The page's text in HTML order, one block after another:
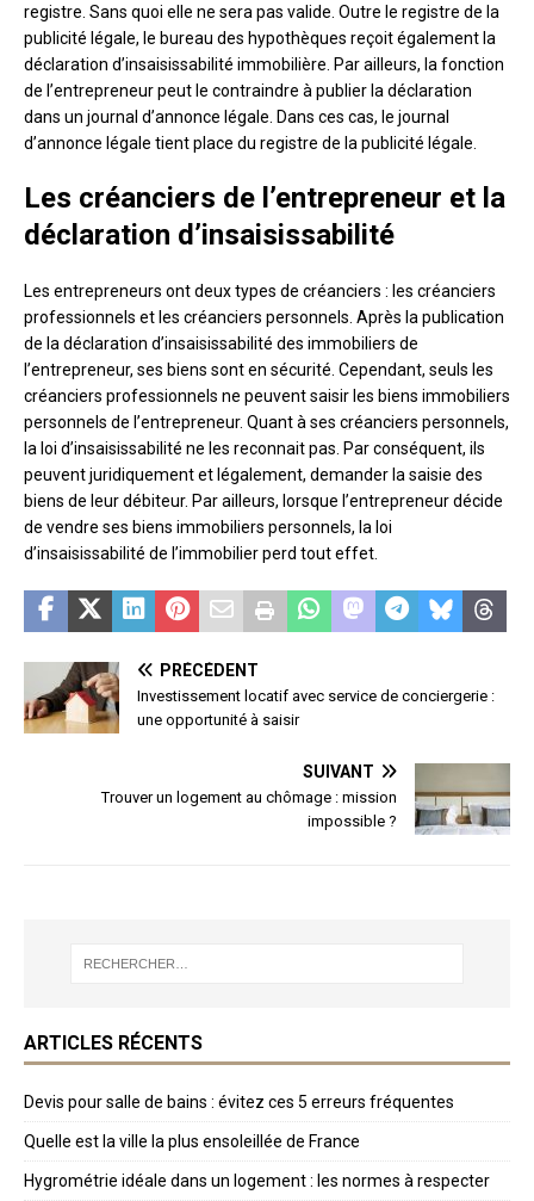
registre. Sans quoi elle ne sera pas valide. Outre le registre de la
publicité légale, le bureau des hypothèques reçoit également la
déclaration d’insaisissabilité immobilière. Par ailleurs, la fonction
de l’entrepreneur peut le contraindre à publier la déclaration
dans un journal d’annonce légale. Dans ces cas, le journal
d’annonce légale tient place du registre de la publicité légale.
Les créanciers de l’entrepreneur et la
déclaration d’insaisissabilité
Les entrepreneurs ont deux types de créanciers : les créanciers
professionnels et les créanciers personnels. Après la publication
de la déclaration d’insaisissabilité des immobiliers de
l’entrepreneur, ses biens sont en sécurité. Cependant, seuls les
créanciers professionnels ne peuvent saisir les biens immobiliers
personnels de l’entrepreneur. Quant à ses créanciers personnels,
la loi d’insaisissabilité ne les reconnait pas. Par conséquent, ils
peuvent juridiquement et légalement, demander la saisie des
biens de leur débiteur. Par ailleurs, lorsque l’entrepreneur décide
de vendre ses biens immobiliers personnels, la loi
d’insaisissabilité de l’immobilier perd tout effet.
PRÉCÉDENT
Investissement locatif avec service de conciergerie :
une opportunité à saisir
SUIVANT
Trouver un logement au chômage : mission
impossible ?
ARTICLES RÉCENTS
Devis pour salle de bains : évitez ces 5 erreurs fréquentes
Quelle est la ville la plus ensoleillée de France
Hygrométrie idéale dans un logement : les normes à respecter